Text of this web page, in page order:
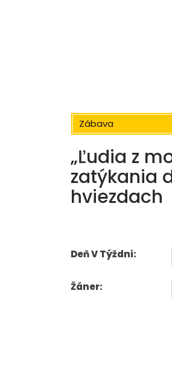
Zábava
„Ľudia z
zatýkania
hviezdach
Deň V Týždni:
Žáner: